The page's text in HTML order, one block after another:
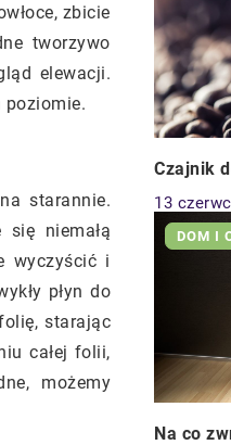
zbicie
tworzywo
elewacji.
poziomie.
starannie.
niemałą
wyczyścić i
płyn do
starając
całej folii,
możemy
Czajnik
13
DOM I
Na co